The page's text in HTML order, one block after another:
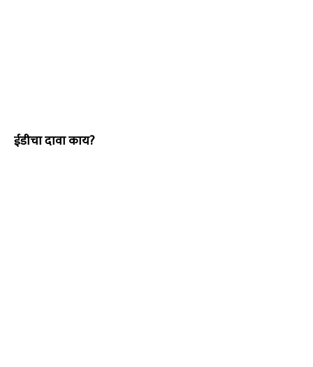
ईडीचा दावा काय?